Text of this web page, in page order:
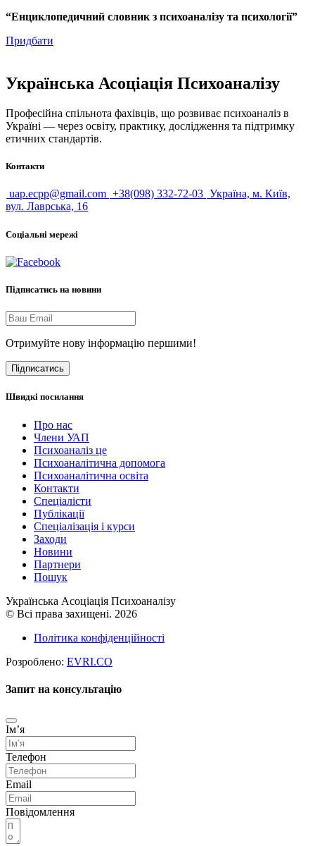
“Енциклопедичний словник з психоаналізу та психології”
Придбати
Українська Асоціація Психоаналізу
Професійна спільнота фахівців, що розвиває психоаналіз в
Україні — через освіту, практику, дослідження та підтримку
етичних стандартів.
Контакти
uap.ecpp@gmail.com +38(098) 332-72-03 Україна, м. Київ,
вул. Лаврська, 16
Соціальні мережі
Підписатись на новини
Отримуйте нову інформацію першими!
Підписатись
Швидкі посилання
Про нас
Члени УАП
Психоаналіз це
Психоаналітична допомога
Психоаналітична освіта
Контакти
Спеціалісти
Публікації
Cпеціалізація і курси
Заходи
Новини
Партнери
Пошук
Українська Асоціація Психоаналізу
© Всі права захищені. 2026
Політика конфіденційності
Розроблено: EVRI.CO
Запит на консультацію
Імʼя
Телефон
Email
Повідомлення